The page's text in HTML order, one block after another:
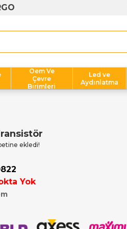
Oem Ve
Çevre
Birimleri
Led ve
Aydınlatma
ekledi!
Yok